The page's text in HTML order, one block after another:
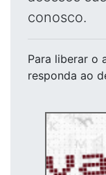
conosco.
Para liberar o
responda ao